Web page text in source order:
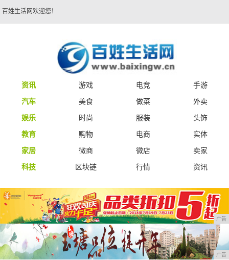
百姓生活网欢迎您！
资讯 游戏 电竞
手游
汽车
美食 做菜
外卖
娱乐
时尚 服装
头饰
教育
购物 电商
实体
家居
微商 微店
卖家
科技
区块链 行情 资讯
广告
广告